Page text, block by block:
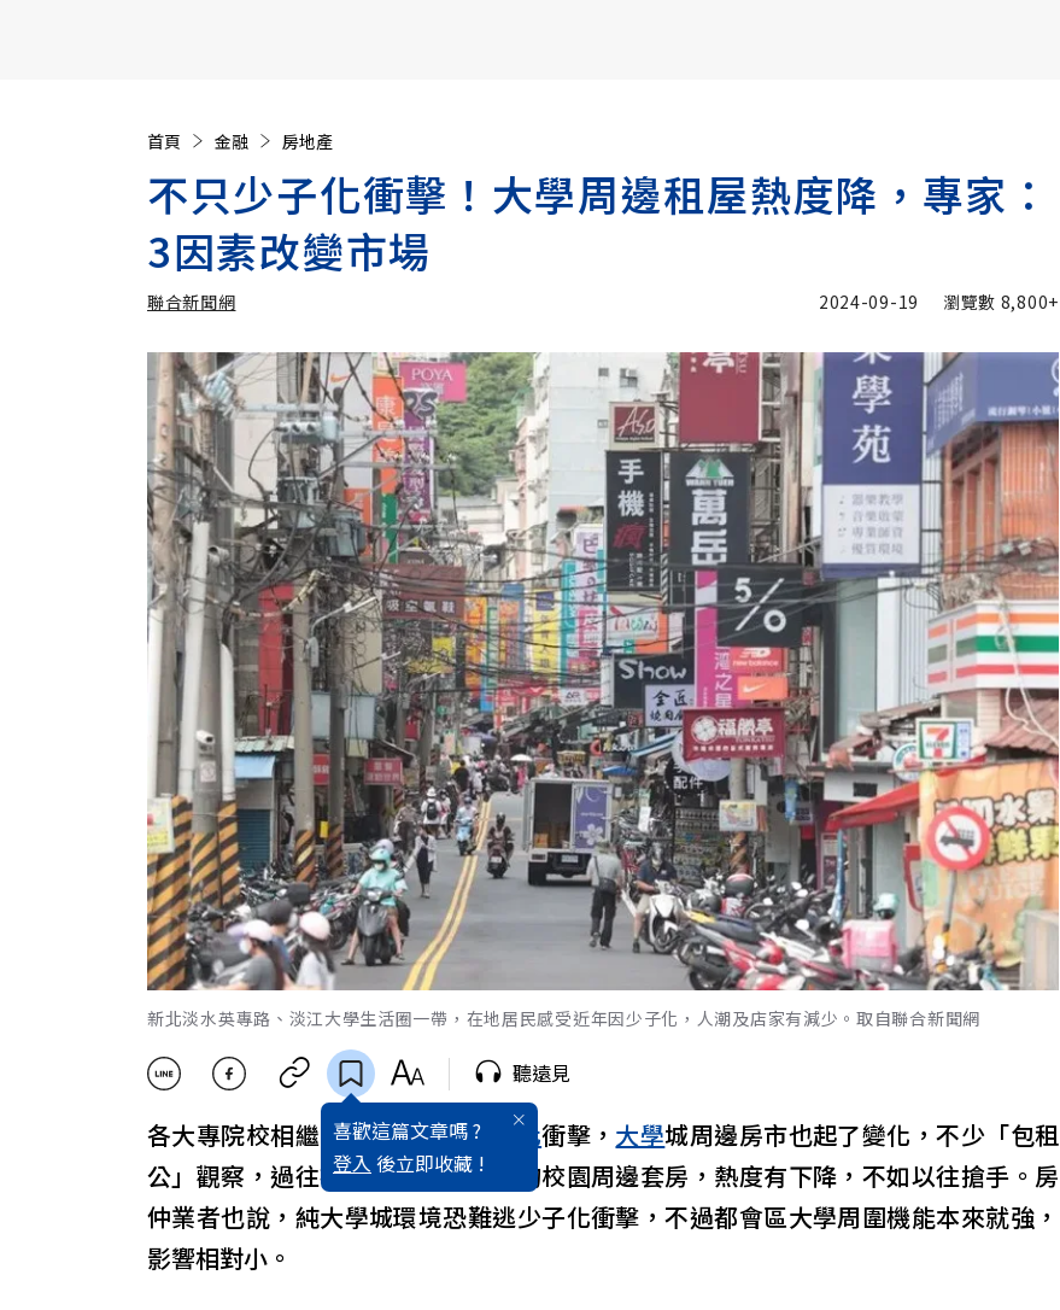
首頁 金融 房地產
不只少子化衝擊！大學周邊租屋熱度降，專家：
3因素改變市場
聯合新聞網
聯合新聞網 加入追蹤
2024-09-19 瀏覽數 8,800+
新北淡水英專路、淡江大學生活圈一帶，在地居民感受近年因少子化，人潮及店家有減少。取自聯合新聞網
喜歡這篇文章嗎 ?
登入 後立即收藏 !
聽遠見
各大專院校相繼開學，近年受少子化衝擊， 大學城周邊房市也起了變化，不少「包租
公」觀察，過往被視為「金雞母」的校園周邊套房，熱度有下降，不如以往搶手。房
仲業者也說，純大學城環境恐難逃少子化衝擊，不過都會區大學周圍機能本來就強，
影響相對小。